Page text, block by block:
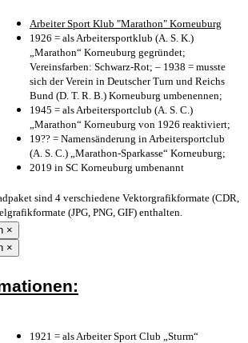
Arbeiter Sport Klub "Marathon" Korneuburg
1926 = als Arbeitersportklub (A. S. K.)
„Marathon“ Korneuburg gegründet;
Vereinsfarben: Schwarz-Rot; – 1938 = musste
sich der Verein in Deutscher Turn und Reichs
Bund (D. T. R. B.) Korneuburg umbenennen;
1945 = als Arbeitersportclub (A. S. C.)
„Marathon“ Korneuburg von 1926 reaktiviert;
19?? = Namensänderung in Arbeitersportclub
(A. S. C.) „Marathon-Sparkasse“ Korneuburg;
2019 in SC Korneuburg umbenannt
sind 4 verschiedene Vektorgrafikformate (CDR,
(JPG, PNG, GIF) enthalten.
×
×
1921 = als Arbeiter Sport Club „Sturm“